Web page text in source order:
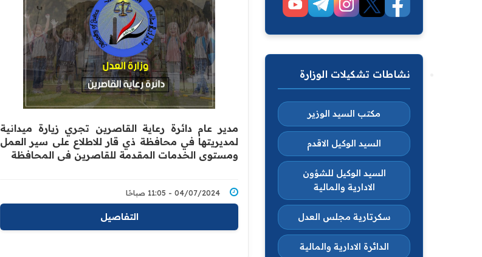
مدير عام دائرة رعاية القاصرين تجري زيارة ميدانية
لمديريتها في محافظة ذي قار للاطلاع على سير العمل
ومستوى الخدمات المقدمة للقاصرين في المحافظة
04/07/2024 - 11:05 صباحًا
التفاصيل
نشاطات تشكيلات الوزارة
مكتب السيد الوزير
السيد الوكيل الاقدم
السيد الوكيل للشؤون
الادارية والمالية
سكرتارية مجلس العدل
الدائرة الادارية والمالية